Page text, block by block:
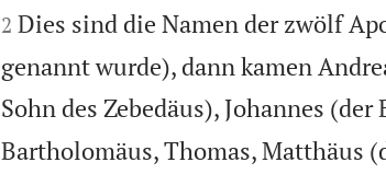
2 Dies sind die Namen der zwölf
genannt wurde), dann kamen
Sohn des Zebedäus), Johannes
Bartholomäus, Thomas, Matthäus